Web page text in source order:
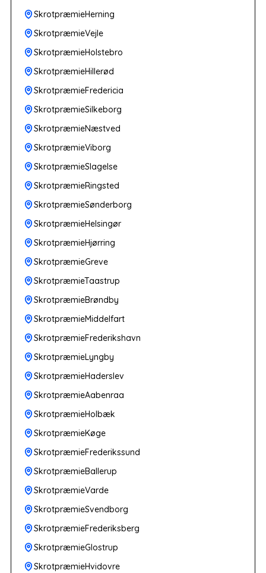
SkrotpræmieHerning
SkrotpræmieVejle
SkrotpræmieHolstebro
SkrotpræmieHillerød
SkrotpræmieFredericia
SkrotpræmieSilkeborg
SkrotpræmieNæstved
SkrotpræmieViborg
SkrotpræmieSlagelse
SkrotpræmieRingsted
SkrotpræmieSønderborg
SkrotpræmieHelsingør
SkrotpræmieHjørring
SkrotpræmieGreve
SkrotpræmieTaastrup
SkrotpræmieBrøndby
SkrotpræmieMiddelfart
SkrotpræmieFrederikshavn
SkrotpræmieLyngby
SkrotpræmieHaderslev
SkrotpræmieAabenraa
SkrotpræmieHolbæk
SkrotpræmieKøge
SkrotpræmieFrederikssund
SkrotpræmieBallerup
SkrotpræmieVarde
SkrotpræmieSvendborg
SkrotpræmieFrederiksberg
SkrotpræmieGlostrup
SkrotpræmieHvidovre